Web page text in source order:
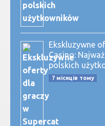
Ekskluzywne
Casino:
polskich
7 місяців тому